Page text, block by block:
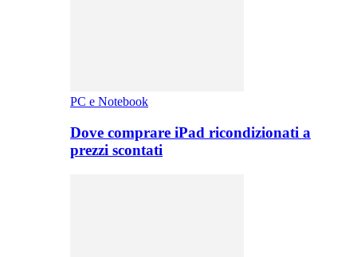
PC e Notebook
Dove comprare iPad ricondizionati a
prezzi scontati